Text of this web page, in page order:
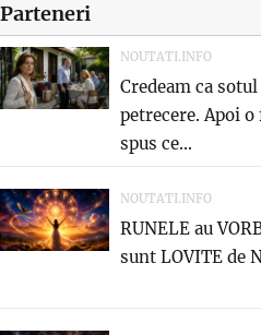
Parteneri
NOUTATI.INFO
Credeam ca
petrecere. Apoi
spus ce...
NOUTATI.INFO
RUNELE au
sunt LOVITE de